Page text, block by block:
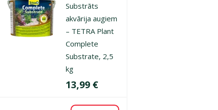
Substrāts
akvārija augiem
– TETRA Plant
Complete
Substrate, 2,5
kg
Cena
13,99 €